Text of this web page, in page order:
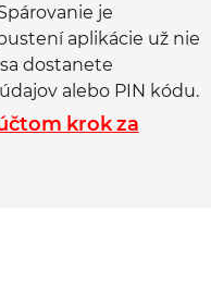
je
aplikácie už nie
dostanete
alebo PIN kódu.
krok za